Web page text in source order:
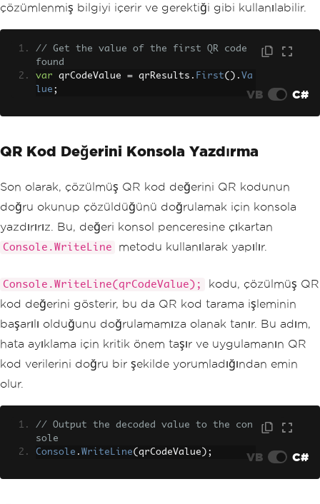
çözümlenmiş bilgiyi içerir ve gerektiği gibi kullanılabilir.
// Get the value of the first QR code
found
var qrCodeValue = qrResults . First(). Va
lue ; VB C#
QR Kod Değerini Konsola Yazdırma
Son olarak, çözülmüş QR kod değerini QR kodunun
doğru okunup çözüldüğünü doğrulamak için konsola
yazdırırız. Bu, değeri konsol penceresine çıkartan
Console.WriteLine metodu kullanılarak yapılır.
Console.WriteLine(qrCodeValue);
kodu, çözülmüş QR
kod değerini gösterir, bu da QR kod tarama işleminin
başarılı olduğunu doğrulamamıza olanak tanır. Bu adım,
hata ayıklama için kritik önem taşır ve uygulamanın QR
kod verilerini doğru bir şekilde yorumladığından emin
olur.
// Output the decoded value to the con
sole
Console . WriteLine( qrCodeValue ); VB C#